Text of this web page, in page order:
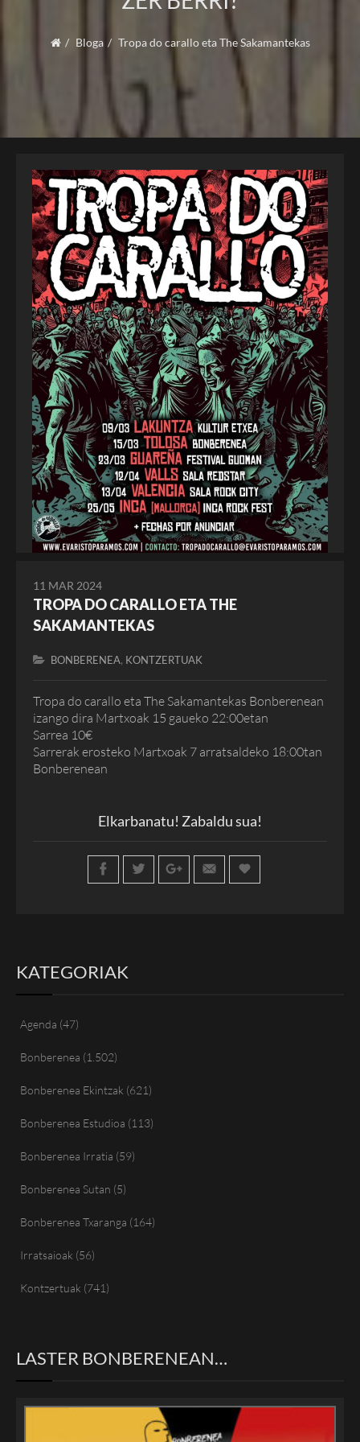
Bloga Tropa do carallo eta The Sakamantekas
11 MAR 2024
TROPA DO CARALLO ETA THE
SAKAMANTEKAS
BONBERENEA, KONTZERTUAK
Tropa do carallo eta The Sakamantekas Bonberenean
izango dira Martxoak 15 gaueko 22:00etan
Sarrea 10€
Sarrerak erosteko Martxoak 7 arratsaldeko 18:00tan
Bonberenean
Elkarbanatu! Zabaldu sua!
KATEGORIAK
Agenda (47)
Bonberenea (1.502)
Bonberenea Ekintzak (621)
Bonberenea Estudioa (113)
Bonberenea Irratia (59)
Bonberenea Sutan (5)
Bonberenea Txaranga (164)
Irratsaioak (56)
Kontzertuak (741)
LASTER BONBERENEAN…